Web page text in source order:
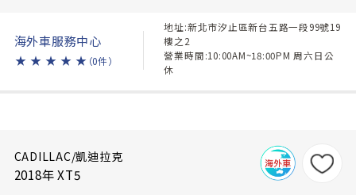
海外車服務中心
★ ★ ★ ★ ★ （0件）
地址:新北市汐止區新台五路一段99號19
樓之2
營業時間:10:00AM~18:00PM 周六日公
休
CADILLAC/凱迪拉克
2018年 XT5